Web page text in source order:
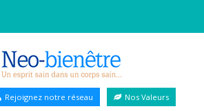
Rejoignez notre réseau Nos Valeurs